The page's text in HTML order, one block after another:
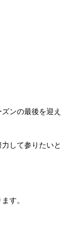
ンの最後を迎え
して参りたいと
す。